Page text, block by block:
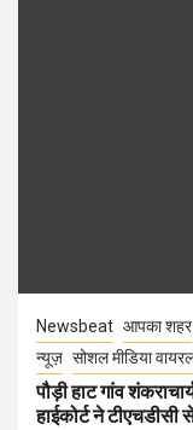
Newsbeat आपका शहर
न्यूज़ सोशल मीडिया
पौड़ी हाट गांव
हाईकोर्ट ने टीएचडीसी